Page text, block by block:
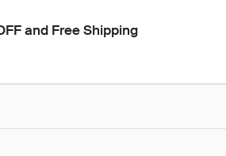
and Free Shipping